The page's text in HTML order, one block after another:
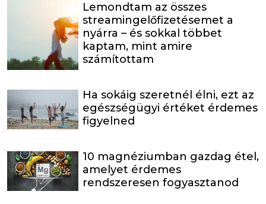
Lemondtam az összes
streamingelőfizetésemet a
nyárra – és sokkal többet
kaptam, mint amire
számítottam
Ha sokáig szeretnél élni, ezt az
egészségügyi értéket érdemes
figyelned
10 magnéziumban gazdag étel,
amelyet érdemes
rendszeresen fogyasztanod